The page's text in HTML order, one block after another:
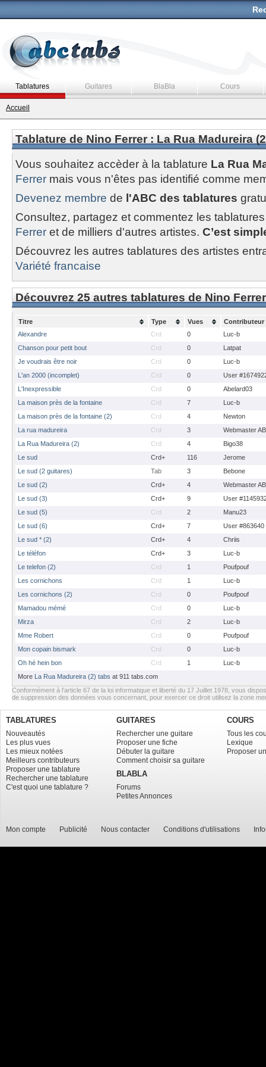
Tablatures Guitares BlaBla Cours
Accueil
Tablature de Nino Ferrer : La Rua Madureira
Vous souhaitez accèder à la tablature La Rua
Ferrermais vous n'êtes pas identifié comme
Devenez membre de l'ABC des tablatures
Consultez, partagez et commentez les
Ferreret de milliers d'autres artistes. C’est
Découvrez les autres tablatures des artistes
Variété francaise
Découvrez 25 autres tablatures de Nino Ferrer
Titre Type Vues
Contributeur
Alexandre
Crd 0
Luc-b
Chanson pour petit bout
Crd 0
Latpat
Je voudrais être noir
Crd 0
Luc-b
L'an 2000 (incomplet)
Crd 0
User
L'Inexpressible
Crd 0
Abelard03
La maison près de la fontaine
Crd 7
Luc-b
La maison près de la fontaine (2)
Crd 4
Newton
La rua madureira
Crd 3
Webmaster
La Rua Madureira (2)
Crd 4
Bigo38
Le sud
Crd+ 116
Jerome
Le sud (2 guitares)
Tab 3
Bebone
Le sud (2)
Crd+ 4
Webmaster
Le sud (3)
Crd+ 9
User
Le sud (5)
Crd 2
Manu23
Le sud (6)
Crd+ 7
User #863640
Le sud * (2)
Crd+ 4
Chriis
Le téléfon
Crd+ 3
Luc-b
Le telefon (2)
Crd 1
Poufpouf
Les cornichons
Crd 1
Luc-b
Les cornichons (2)
Crd 0
Poufpouf
Mamadou mémé
Crd 0
Luc-b
Mirza
Crd 2
Luc-b
Mme Robert
Crd 0
Poufpouf
Mon copain bismark
Crd 0
Luc-b
Oh hé hein bon
Crd 1
Luc-b
More La Rua Madureira (2) tabs at 911 tabs.com
Conformément à l’article 67 de la loi informatique et liberté du 17 Juillet 1978, vous
de suppression des données vous concernant, pour exercer ce droit utilisez la zone
TABLATURES
Nouveautés
Les plus vues
Les mieux notées
Meilleurs contributeurs
Proposer une tablature
Rechercher une tablature
C'est quoi une tablature ?
GUITARES
Rechercher une guitare
Proposer une fiche
Débuter la guitare
Comment choisir sa guitare
BLABLA
Forums
Petites Annonces
COURS
Tous les
Lexique
Proposer
Mon compte Publicité Nous contacter Conditions d'utilisations